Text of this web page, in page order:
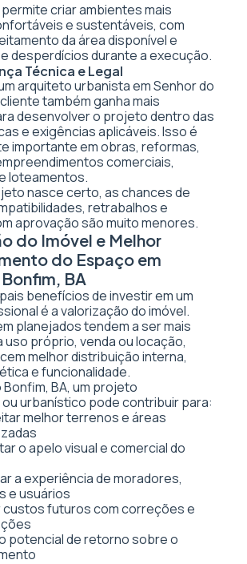
criar ambientes mais
e sustentáveis, com
da área disponível e
desperdícios durante a execução.
Técnica e Legal
arquiteto urbanista em Senhor do
também ganha mais
desenvolver o projeto dentro das
e exigências aplicáveis. Isso é
importante em obras, reformas,
comerciais,
loteamentos.
nasce certo, as chances de
retrabalhos e
aprovação são muito menores.
do Imóvel e Melhor
do Espaço em
BA
benefícios de investir em um
é a valorização do imóvel.
planejados tendem a ser mais
próprio, venda ou locação,
melhor distribuição interna,
e funcionalidade.
Bonfim, BA, um projeto
urbanístico pode contribuir para:
melhor terrenos e áreas
o apelo visual e comercial do
a experiência de moradores,
e usuários
custos futuros com correções e
potencial de retorno sobre o